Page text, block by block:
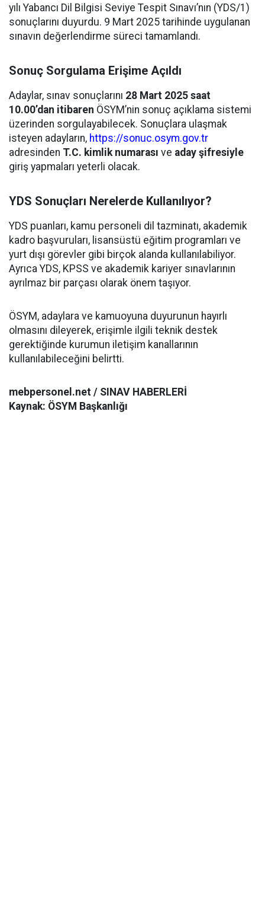
yılı Yabancı Dil Bilgisi Seviye Tespit Sınavı’nın (YDS/1)
sonuçlarını duyurdu. 9 Mart 2025 tarihinde uygulanan
sınavın değerlendirme süreci tamamlandı.
Sonuç Sorgulama Erişime Açıldı
Adaylar, sınav sonuçlarını 28 Mart 2025 saat
10.00’dan itibaren ÖSYM’nin sonuç açıklama sistemi
üzerinden sorgulayabilecek. Sonuçlara ulaşmak
isteyen adayların, https://sonuc.osym.gov.tr
adresinden T.C. kimlik numarası ve aday şifresiyle
giriş yapmaları yeterli olacak.
YDS Sonuçları Nerelerde Kullanılıyor?
YDS puanları, kamu personeli dil tazminatı, akademik
kadro başvuruları, lisansüstü eğitim programları ve
yurt dışı görevler gibi birçok alanda kullanılabiliyor.
Ayrıca YDS, KPSS ve akademik kariyer sınavlarının
ayrılmaz bir parçası olarak önem taşıyor.
ÖSYM, adaylara ve kamuoyuna duyurunun hayırlı
olmasını dileyerek, erişimle ilgili teknik destek
gerektiğinde kurumun iletişim kanallarının
kullanılabileceğini belirtti.
mebpersonel.net / SINAV HABERLERİ
Kaynak: ÖSYM Başkanlığı